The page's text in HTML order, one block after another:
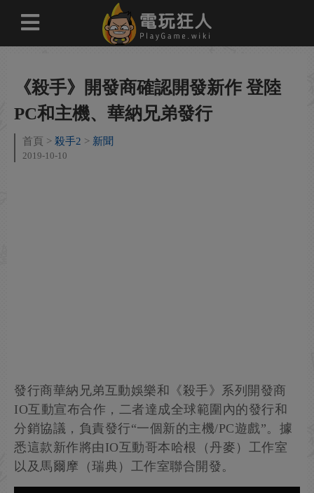
《殺手》開發商確認開發新作 登陸
PC和主機、華納兄弟發行
首頁 殺手2 新聞
2019-10-10
發行商華納兄弟互動娛樂和《殺手》系列開發商
IO互動宣布合作，二者達成全球範圍內的發行和
分銷協議，負責發行“一個新的主機/PC遊戲”。據
悉這款新作將由IO互動哥本哈根（丹麥）工作室
以及馬爾摩（瑞典）工作室聯合開發。